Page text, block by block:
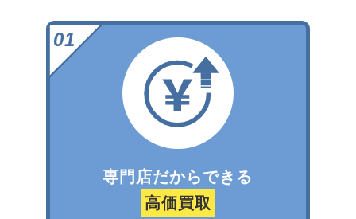
専門店だからできる
高価買取